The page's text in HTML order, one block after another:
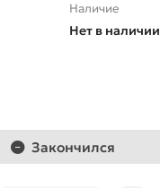
Наличие
Нет в наличии
Закончился